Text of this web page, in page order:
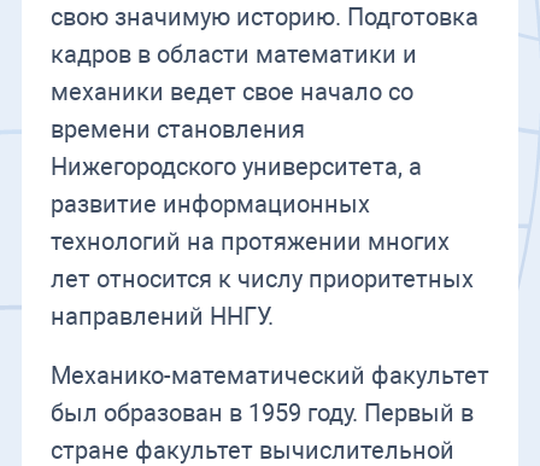
свою значимую историю. Подготовка
кадров в области математики и
механики ведет свое начало со
времени становления
Нижегородского университета, а
развитие информационных
технологий на протяжении многих
лет относится к числу приоритетных
направлений ННГУ.
Механико-математический факультет
был образован в 1959 году. Первый в
стране факультет вычислительной